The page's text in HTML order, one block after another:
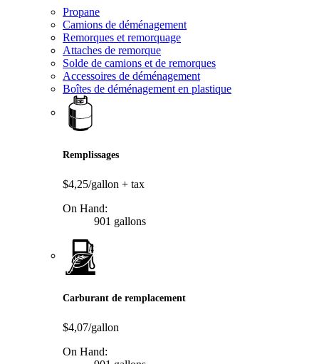
Propane
Camions de déménagement
Remorques et remorquage
Attaches de remorque
Solde de camions et de remorques
Accessoires de déménagement
Boîtes de déménagement en plastique
Remplissages
$4,25/gallon + tax
On Hand:
901 gallons
Carburant de remplacement
$4,07/gallon
On Hand: